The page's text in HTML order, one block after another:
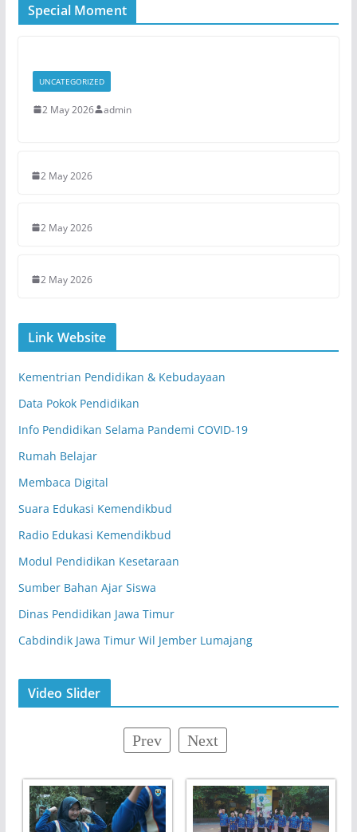
Special Moment
UNCATEGORIZED
2 May 2026 admin
2 May 2026
2 May 2026
2 May 2026
Link Website
Kementrian Pendidikan & Kebudayaan
Data Pokok Pendidikan
Info Pendidikan Selama Pandemi COVID-19
Rumah Belajar
Membaca Digital
Suara Edukasi Kemendikbud
Radio Edukasi Kemendikbud
Modul Pendidikan Kesetaraan
Sumber Bahan Ajar Siswa
Dinas Pendidikan Jawa Timur
Cabdindik Jawa Timur Wil Jember Lumajang
Video Slider
Prev Next